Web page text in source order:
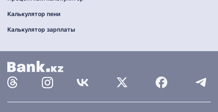
Калькулятор пени
Калькулятор зарплаты